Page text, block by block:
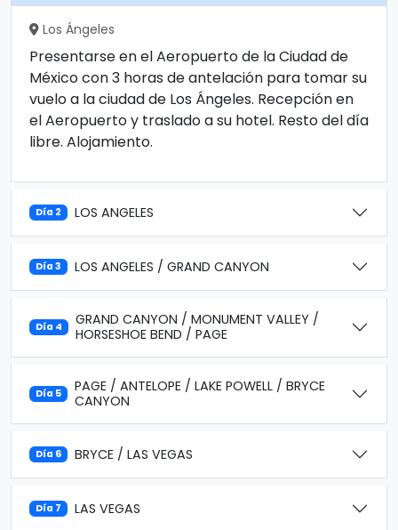
Los Ángeles
Presentarse en el Aeropuerto de la Ciudad de
México con 3 horas de antelación para tomar su
vuelo a la ciudad de Los Ángeles. Recepción en
el Aeropuerto y traslado a su hotel. Resto del día
libre. Alojamiento.
Día 2 LOS ANGELES
Día 3 LOS ANGELES / GRAND CANYON
Día 4
GRAND CANYON / MONUMENT VALLEY /
HORSESHOE BEND / PAGE
Día 5
PAGE / ANTELOPE / LAKE POWELL / BRYCE
CANYON
Día 6 BRYCE / LAS VEGAS
Día 7 LAS VEGAS